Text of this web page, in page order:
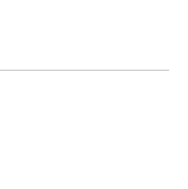
。
、レース:ポリエス